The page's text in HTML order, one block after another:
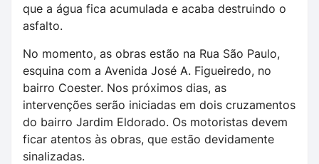
que a água fica acumulada e acaba destruindo o
asfalto.
No momento, as obras estão na Rua São Paulo,
esquina com a Avenida José A. Figueiredo, no
bairro Coester. Nos próximos dias, as
intervenções serão iniciadas em dois cruzamentos
do bairro Jardim Eldorado. Os motoristas devem
ficar atentos às obras, que estão devidamente
sinalizadas.